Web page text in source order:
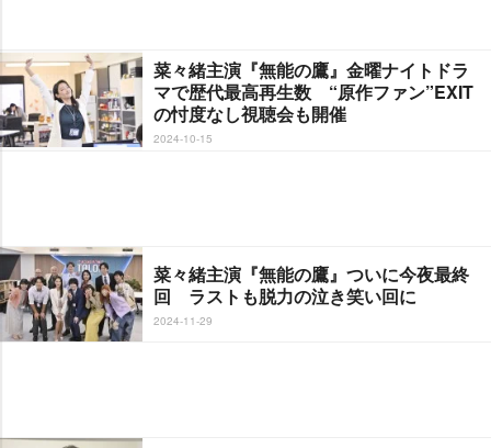
菜々緒主演『無能の鷹』金曜ナイトドラ
マで歴代最高再生数 “原作ファン”EXIT
の忖度なし視聴会も開催
2024-10-15
菜々緒主演『無能の鷹』ついに今夜最終
回 ラストも脱力の泣き笑い回に
2024-11-29